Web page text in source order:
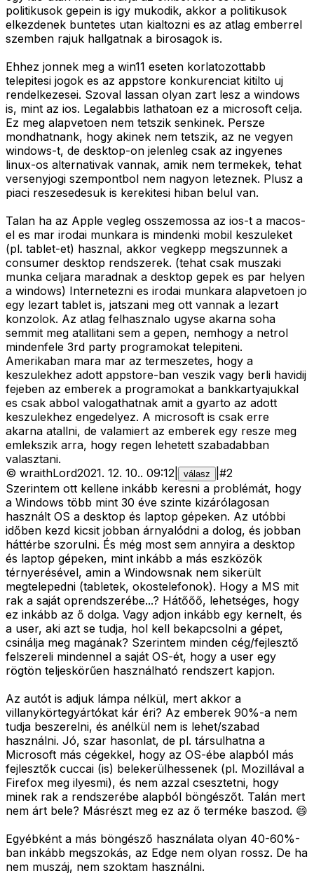
politikusok gepein is igy mukodik, akkor a politikusok
elkezdenek buntetes utan kialtozni es az atlag emberrel
szemben rajuk hallgatnak a birosagok is.
Ehhez jonnek meg a win11 eseten korlatozottabb
telepitesi jogok es az appstore konkurenciat kitilto uj
rendelkezesei. Szoval lassan olyan zart lesz a windows
is, mint az ios. Legalabbis lathatoan ez a microsoft celja.
Ez meg alapvetoen nem tetszik senkinek. Persze
mondhatnank, hogy akinek nem tetszik, az ne vegyen
windows-t, de desktop-on jelenleg csak az ingyenes
linux-os alternativak vannak, amik nem termekek, tehat
versenyjogi szempontbol nem nagyon leteznek. Plusz a
piaci reszesedesuk is kerekitesi hiban belul van.
Talan ha az Apple vegleg osszemossa az ios-t a macos-
el es mar irodai munkara is mindenki mobil keszuleket
(pl. tablet-et) hasznal, akkor vegkepp megszunnek a
consumer desktop rendszerek. (tehat csak muszaki
munka celjara maradnak a desktop gepek es par helyen
a windows) Internetezni es irodai munkara alapvetoen jo
egy lezart tablet is, jatszani meg ott vannak a lezart
konzolok. Az atlag felhasznalo ugyse akarna soha
semmit meg atallitani sem a gepen, nemhogy a netrol
mindenfele 3rd party programokat telepiteni.
Amerikaban mara mar az termeszetes, hogy a
keszulekhez adott appstore-ban veszik vagy berli havidij
fejeben az emberek a programokat a bankkartyajukkal
es csak abbol valogathatnak amit a gyarto az adott
keszulekhez engedelyez. A microsoft is csak erre
akarna atallni, de valamiert az emberek egy resze meg
emlekszik arra, hogy regen lehetett szabadabban
valasztani.
© wraithLord2021. 12. 10.. 09:12 válasz #2
Szerintem ott kellene inkább keresni a problémát, hogy
a Windows több mint 30 éve szinte kizárólagosan
használt OS a desktop és laptop gépeken. Az utóbbi
időben kezd kicsit jobban árnyalódni a dolog, és jobban
háttérbe szorulni. És még most sem annyira a desktop
és laptop gépeken, mint inkább a más eszközök
térnyerésével, amin a Windowsnak nem sikerült
megtelepedni (tabletek, okostelefonok). Hogy a MS mit
rak a saját oprendszerébe...? Hátőőő, lehetséges, hogy
ez inkább az ő dolga. Vagy adjon inkább egy kernelt, és
a user, aki azt se tudja, hol kell bekapcsolni a gépet,
csinálja meg magának? Szerintem minden cég/fejlesztő
felszereli mindennel a saját OS-ét, hogy a user egy
rögtön teljeskörűen használható rendszert kapjon.
Az autót is adjuk lámpa nélkül, mert akkor a
villanykörtegyártókat kár éri? Az emberek 90%-a nem
tudja beszerelni, és anélkül nem is lehet/szabad
használni. Jó, szar hasonlat, de pl. társulhatna a
Microsoft más cégekkel, hogy az OS-ébe alapból más
fejlesztők cuccai (is) belekerülhessenek (pl. Mozillával a
Firefox meg ilyesmi), és nem azzal csesztetni, hogy
minek rak a rendszerébe alapból böngészőt. Talán mert
nem árt bele? Másrészt meg ez az ő terméke baszod. 😄
Egyébként a más böngésző használata olyan 40-60%-
ban inkább megszokás, az Edge nem olyan rossz. De ha
nem muszáj, nem szoktam használni.